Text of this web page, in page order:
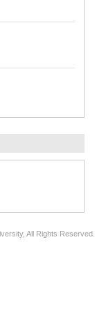
All Rights Reserved.